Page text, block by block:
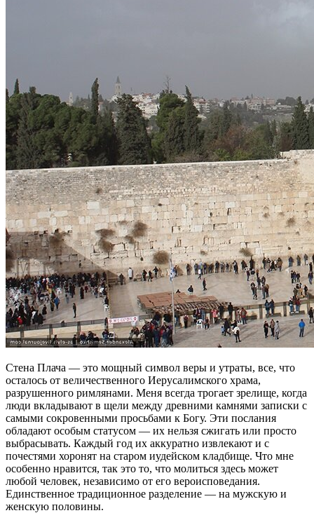
Стена Плача — это мощный символ веры и утраты, все, что
осталось от величественного Иерусалимского храма,
разрушенного римлянами. Меня всегда трогает зрелище, когда
люди вкладывают в щели между древними камнями записки с
самыми сокровенными просьбами к Богу. Эти послания
обладают особым статусом — их нельзя сжигать или просто
выбрасывать. Каждый год их аккуратно извлекают и с
почестями хоронят на старом иудейском кладбище. Что мне
особенно нравится, так это то, что молиться здесь может
любой человек, независимо от его вероисповедания.
Единственное традиционное разделение — на мужскую и
женскую половины.